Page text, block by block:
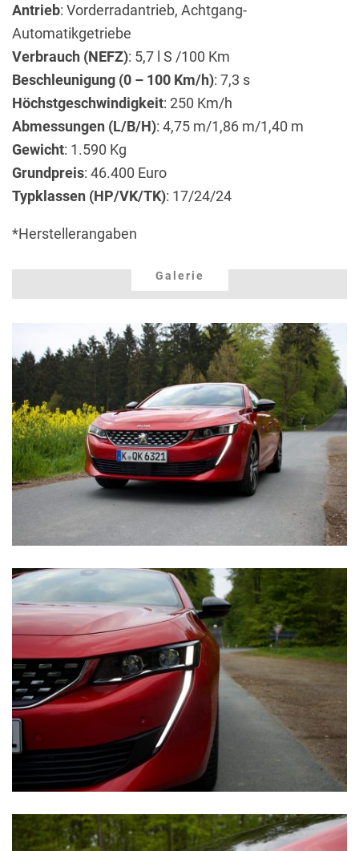
Antrieb: Vorderradantrieb, Achtgang-
Automatikgetriebe
Verbrauch (NEFZ): 5,7 l S /100 Km
Beschleunigung (0 – 100 Km/h): 7,3 s
Höchstgeschwindigkeit: 250 Km/h
Abmessungen (L/B/H): 4,75 m/1,86 m/1,40 m
Gewicht: 1.590 Kg
Grundpreis: 46.400 Euro
Typklassen (HP/VK/TK): 17/24/24
*Herstellerangaben
Galerie